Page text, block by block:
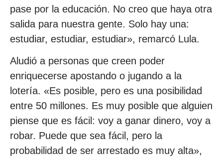
pase por la educación. No creo que haya otra
salida para nuestra gente. Solo hay una:
estudiar, estudiar, estudiar», remarcó Lula.
Aludió a personas que creen poder
enriquecerse apostando o jugando a la
lotería. «Es posible, pero es una posibilidad
entre 50 millones. Es muy posible que alguien
piense que es fácil: voy a ganar dinero, voy a
robar. Puede que sea fácil, pero la
probabilidad de ser arrestado es muy alta»,